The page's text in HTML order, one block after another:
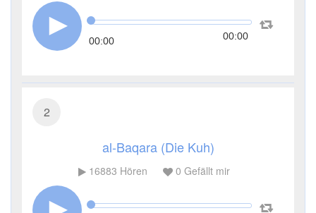
00:00 00:00
2
al-Baqara (Die Kuh)
16883 Hören 0 Gefällt mir